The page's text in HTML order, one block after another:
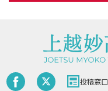
投稿窓口